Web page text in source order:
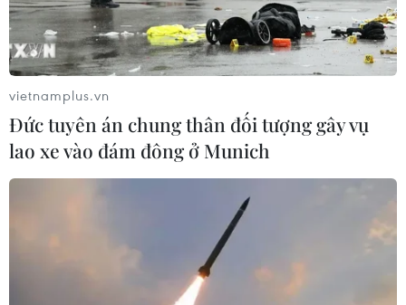
Các cô gái Đội tuyển Vật bùng nổ, giành
trọn bộ 6 HCV trong ngày 15/5
vietnamplus.vn
Đức tuyên án chung thân đối tượng gây vụ
lao xe vào đám đông ở Munich